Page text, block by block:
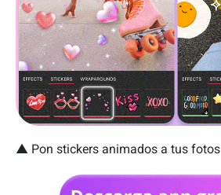
▲ Pon stickers animados a tus fotos